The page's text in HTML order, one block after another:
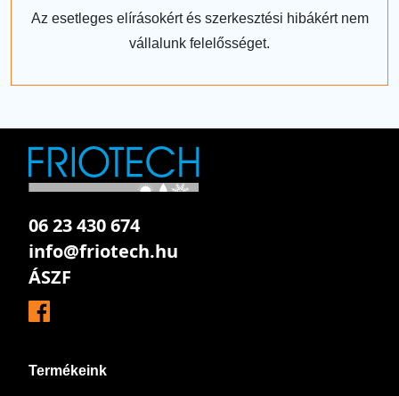
Az esetleges elírásokért és szerkesztési hibákért nem
vállalunk felelősséget.
06 23 430 674
info@friotech.hu
ÁSZF
Termékeink